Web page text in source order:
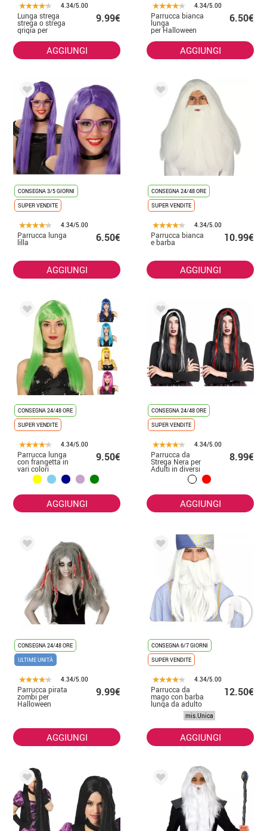
4.34/5.00
Lunga strega
strega o strega
grigia per
Halloween
9.99€
AGGIUNGI
4.34/5.00
Parrucca bianca
lunga
per Halloween
6.50€
AGGIUNGI
CONSEGNA 3/5 GIORNI
SUPER VENDITE
4.34/5.00
Parrucca lunga
lilla 6.50€
AGGIUNGI
CONSEGNA 24/48 ORE
SUPER VENDITE
4.34/5.00
Parrucca bianca
e barba 10.99€
AGGIUNGI
CONSEGNA 24/48 ORE
SUPER VENDITE
4.34/5.00
Parrucca lunga
con frangetta in
vari colori
9.50€
AGGIUNGI
CONSEGNA 24/48 ORE
SUPER VENDITE
4.34/5.00
Parrucca da
Strega Nera per
Adulti in diversi
8.99€
AGGIUNGI
CONSEGNA 24/48 ORE
ULTIME UNITÀ
4.34/5.00
Parrucca pirata
zombi per
Halloween
9.99€
AGGIUNGI
CONSEGNA 6/7 GIORNI
SUPER VENDITE
4.34/5.00
Parrucca da
mago con barba
lunga da adulto
12.50€
mis.Unica
AGGIUNGI